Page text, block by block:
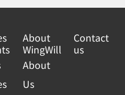
About
WingWill
About
Us
Contact
us